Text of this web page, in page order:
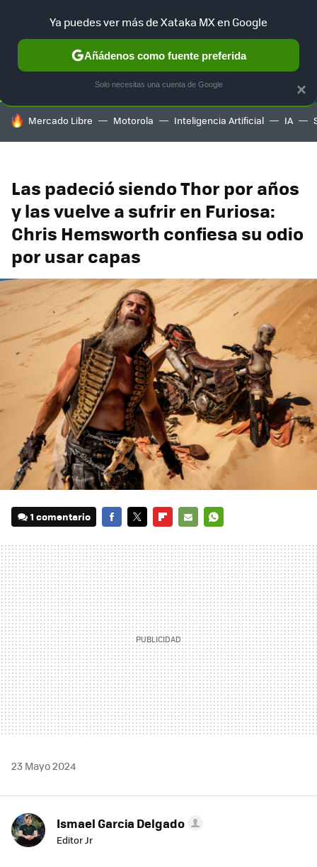
SELECCIÓN GAMING HOME AUTO TERRITORIO
HOY SE HABLA DE
Mercado Libre Motorola Inteligencia Artificial IA
Las padeció siendo Thor por años
y las vuelve a sufrir en Furiosa:
Chris Hemsworth confiesa su odio
por usar capas
1 comentario
MAIL
23 Mayo 2024
Ismael Garcia Delgado
Editor Jr
×
Ya puedes ver más de Xataka MX en Google
Añádenos como fuente preferida
Solo necesitas una cuenta de Google